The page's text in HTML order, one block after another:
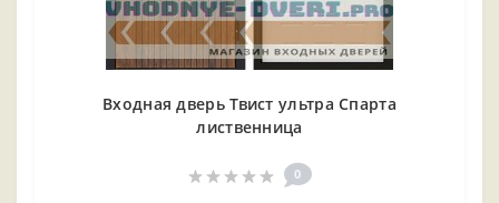
Входная дверь Твист ультра Спарта
лиственница
0